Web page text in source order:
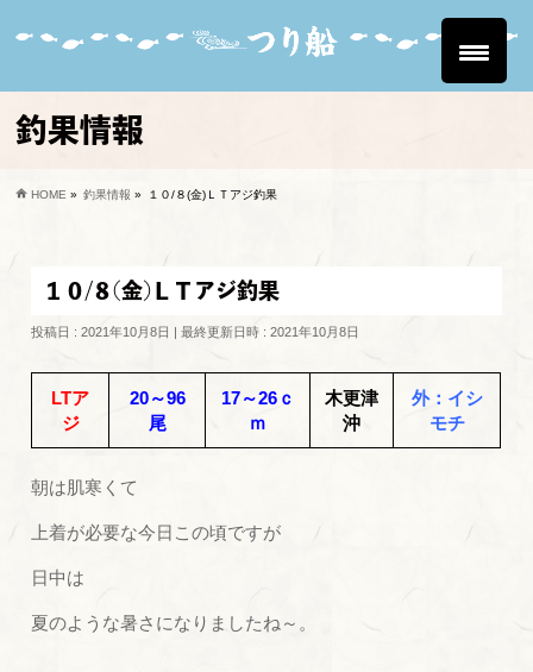
釣果情報
HOME » 釣果情報 » １０/８(金)ＬＴアジ釣果
１０/８(金)ＬＴアジ釣果
投稿日 : 2021年10月8日 最終更新日時 : 2021年10月8日
LTア
ジ
20～96
尾
17～26ｃ
ｍ
木更津
沖
外：イシ
モチ
朝は肌寒くて
上着が必要な今日この頃ですが
日中は
夏のような暑さになりましたね～。